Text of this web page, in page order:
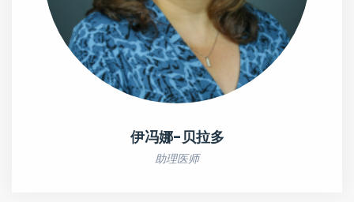
伊冯娜-贝拉多
助理医师